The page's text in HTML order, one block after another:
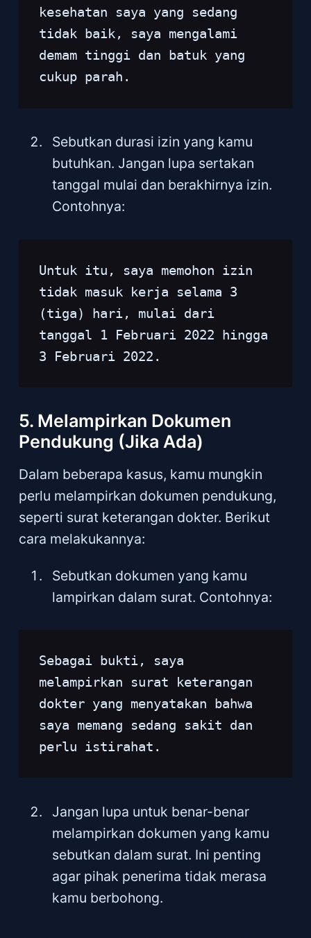
kesehatan saya yang sedang
tidak baik, saya mengalami
demam tinggi dan batuk yang
cukup parah.
Sebutkan durasi izin yang kamu
butuhkan. Jangan lupa sertakan
tanggal mulai dan berakhirnya izin.
Contohnya:
Untuk itu, saya memohon izin
tidak masuk kerja selama 3
(tiga) hari, mulai dari
tanggal 1 Februari 2022 hingga
3 Februari 2022.
5. Melampirkan Dokumen
Pendukung (Jika Ada)
Dalam beberapa kasus, kamu mungkin
perlu melampirkan dokumen pendukung,
seperti surat keterangan dokter. Berikut
cara melakukannya:
Sebutkan dokumen yang kamu
lampirkan dalam surat. Contohnya:
Sebagai bukti, saya
melampirkan surat keterangan
dokter yang menyatakan bahwa
saya memang sedang sakit dan
perlu istirahat.
Jangan lupa untuk benar-benar
melampirkan dokumen yang kamu
sebutkan dalam surat. Ini penting
agar pihak penerima tidak merasa
kamu berbohong.